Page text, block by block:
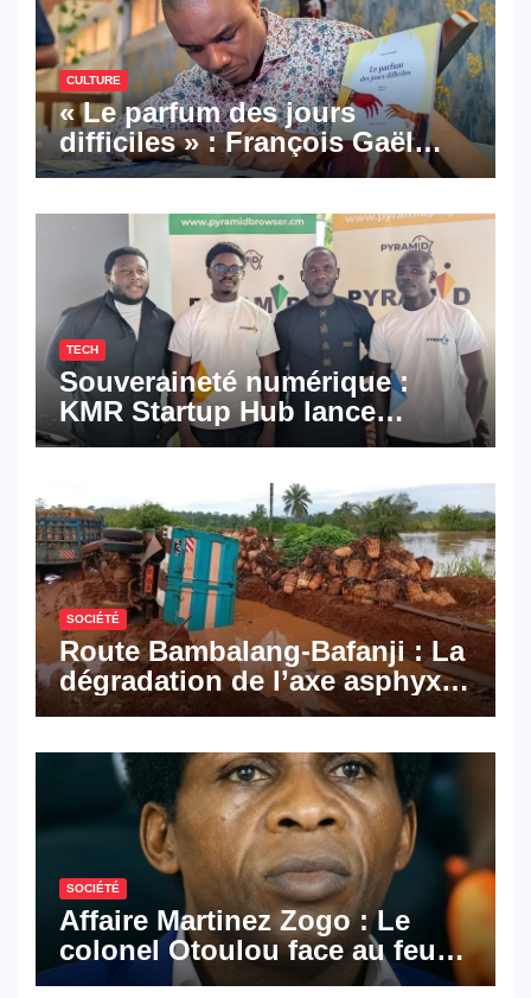
CULTURE
« Le parfum des jours
difficiles » : François Gaël
Mbala signe un premier
et l’espoir
TECH
Souveraineté numérique :
KMR Startup Hub lance
Pyramid Browser et Pyramid
numériques made in
Cameroon
SOCIÉTÉ
Route Bambalang-Bafanji : La
dégradation de l’axe asphyxie
les activités économiques
SOCIÉTÉ
Affaire Martinez Zogo : Le
colonel Otoulou face au feu
croisé des avocats de la